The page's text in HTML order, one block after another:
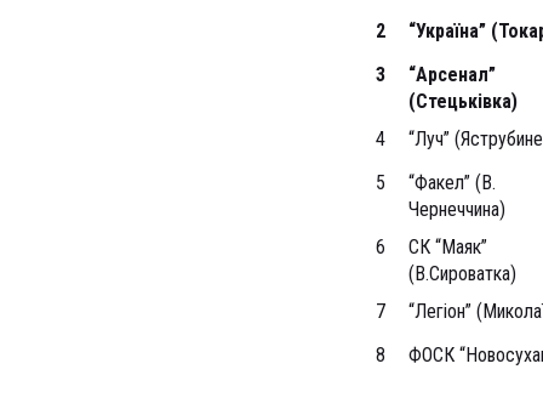
2
“Україна”
3
“Арсенал”
(Стецьківка)
4
“Луч”
5
“Факел” (В.
Чернеччина)
6
СК “Маяк”
(В.Сироватка)
7
“Легіон”
8
ФОСК